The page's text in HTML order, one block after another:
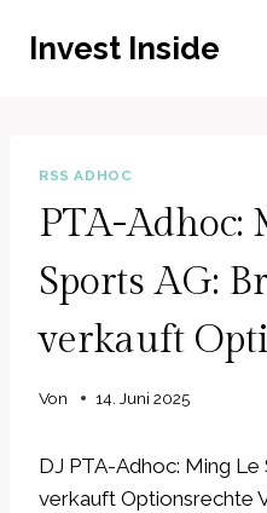
InhaltInvest Inside
RSS ADHOC
PTA-Adhoc:
Sports AG:
verkauft
Von 14. Juni 2025
DJ PTA-Adhoc: Ming
verkauft Optionsrechte